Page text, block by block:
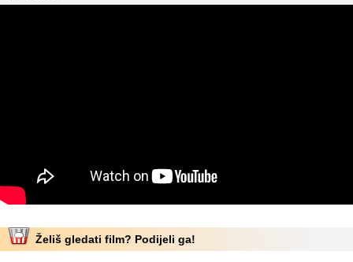
Želiš gledati film? Podijeli ga!